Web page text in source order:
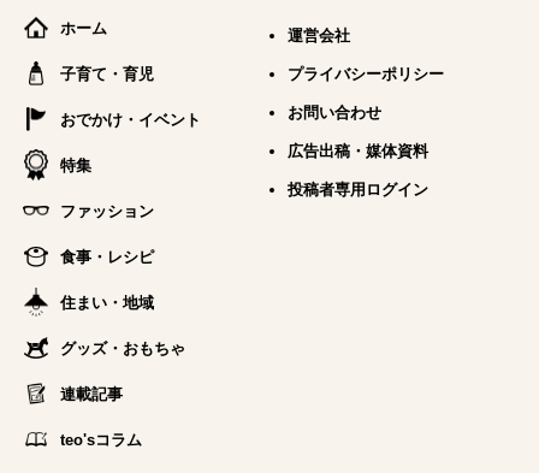
ホーム
子育て・育児
おでかけ・イベント
特集
ファッション
食事・レシピ
住まい・地域
グッズ・おもちゃ
連載記事
teo'sコラム
運営会社
プライバシーポリシー
お問い合わせ
広告出稿・媒体資料
投稿者専用ログイン